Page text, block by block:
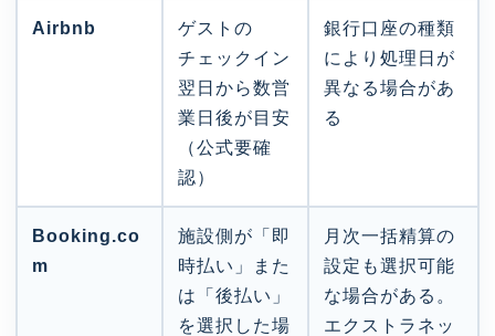
Airbnb
ゲストの
チェックイン
翌日から数営
業日後が目安
（公式要確
認）
銀行口座の種類
により処理日が
異なる場合があ
る
Booking.co
m
施設側が「即
時払い」また
は「後払い」
を選択した場
月次一括精算の
設定も選択可能
な場合がある。
エクストラネッ